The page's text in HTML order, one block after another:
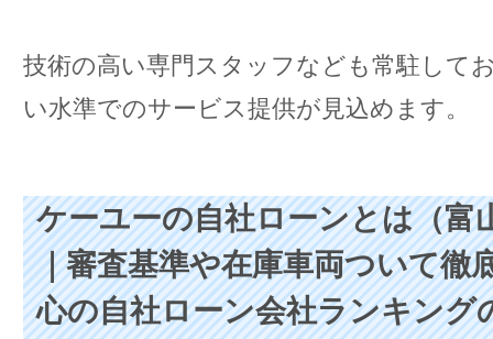
技術の高い専門スタッフなども常駐して
い水準でのサービス提供が見込めます。
ケーユーの自社ローンとは（富
｜審査基準や在庫車両ついて徹
心の自社ローン会社ランキング